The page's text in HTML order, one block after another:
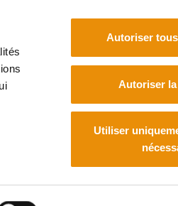
Autoriser
Autoriser
Utiliser